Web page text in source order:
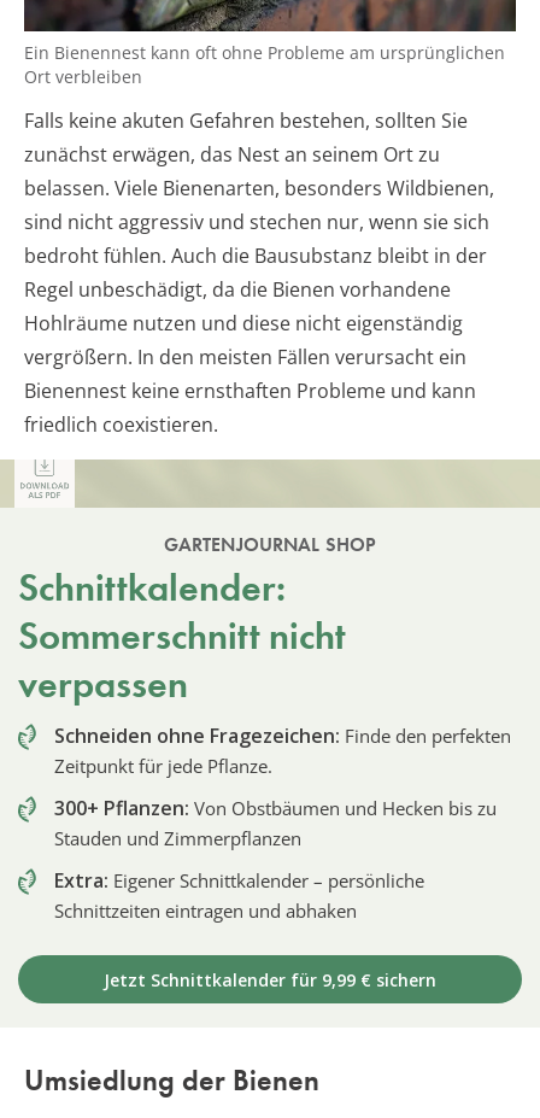
Ein Bienennest kann oft ohne Probleme am ursprünglichen
Ort verbleiben
Falls keine akuten Gefahren bestehen, sollten Sie
zunächst erwägen, das Nest an seinem Ort zu
belassen. Viele Bienenarten, besonders Wildbienen,
sind nicht aggressiv und stechen nur, wenn sie sich
bedroht fühlen. Auch die Bausubstanz bleibt in der
Regel unbeschädigt, da die Bienen vorhandene
Hohlräume nutzen und diese nicht eigenständig
vergrößern. In den meisten Fällen verursacht ein
Bienennest keine ernsthaften Probleme und kann
friedlich coexistieren.
GARTENJOURNAL SHOP
Schnittkalender:
Sommerschnitt nicht
verpassen
Schneiden ohne Fragezeichen: Finde den perfekten
Zeitpunkt für jede Pflanze.
300+ Pflanzen: Von Obstbäumen und Hecken bis zu
Stauden und Zimmerpflanzen
Extra: Eigener Schnittkalender – persönliche
Schnittzeiten eintragen und abhaken
Jetzt Schnittkalender für 9,99 € sichern
Umsiedlung der Bienen